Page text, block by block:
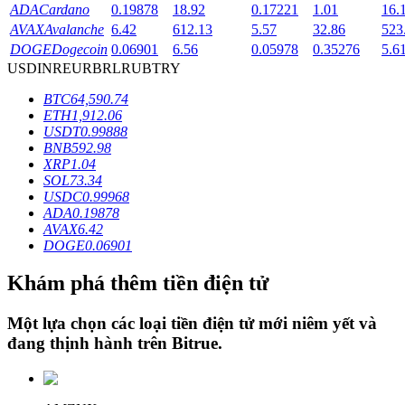
Khóa BTR
Khoản vay
ADACardano 0.19878 18.92 0.17221 1.01
AVAXAvalanche 6.42 612.13 5.57 32.86
DOGEDogecoin 0.06901 6.56 0.05978 0.35276
USDINREURBRLRUBTRY
BTC64,590.74
ETH1,912.06
USDT0.99888
BNB592.98
XRP1.04
SOL73.34
USDC0.99968
ADA0.19878
AVAX6.42
DOGE0.06901
Khám phá thêm tiền điện tử
Một lựa chọn các loại tiền điện tử mới niêm yết và
đang thịnh hành trên Bitrue.